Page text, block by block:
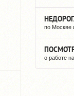
по Москве
о работе